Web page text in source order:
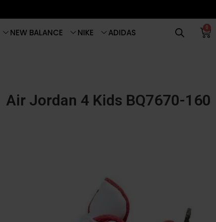
0
ADIDAS
NIKE
NEW BALANCE
Air Jordan 4 Kids BQ7670-160